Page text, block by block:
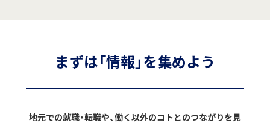
まずは「情報」を集めよう
地元での就職・転職や、働く以外のコトとのつながりを見